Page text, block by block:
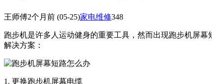
王师傅2个月前 (05-25)家电维修348
跑步机是许多人运动健身的重要工具，然而出现跑步机屏
解决方案：
1. 更换跑步机屏幕电缆